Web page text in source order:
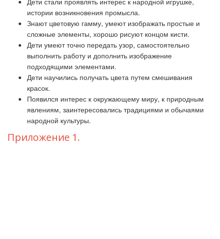
истории возникновения промысла.
Знают цветовую гамму, умеют изображать простые и
сложные элементы, хорошо рисуют концом кисти.
Дети умеют точно передать узор, самостоятельно
выполнить работу и дополнить изображение
подходящими элементами.
Дети научились получать цвета путем смешивания
красок.
Появился интерес к окружающему миру, к природным
явлениям, заинтересовались традициями и обычаями
народной культуры.
Приложение 1.